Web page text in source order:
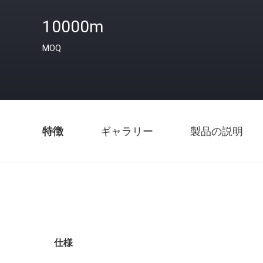
10000m
MOQ
特徴 ギャラリー 製品の説明
仕様